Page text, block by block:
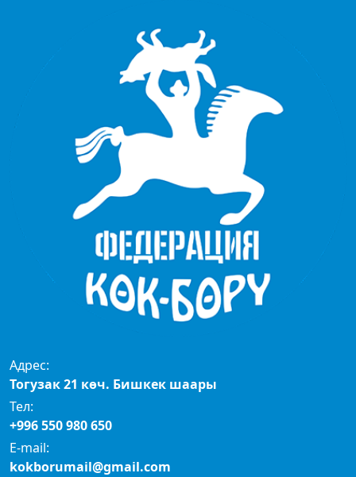
Адрес:
Тогузак 21 көч. Бишкек шаары
Тел:
+996 550 980 650
E-mail:
kokborumail@gmail.com